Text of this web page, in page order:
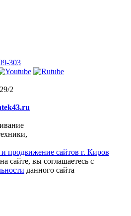
303
2
сайте, вы соглашаетесь с
данного сайта